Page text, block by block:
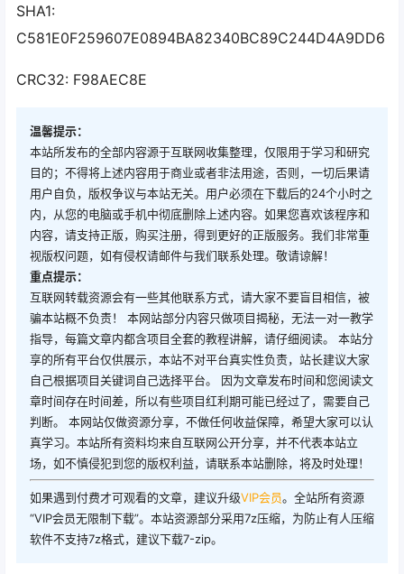
SHA1:
C581E0F259607E0894BA82340BC89C244D4A9DD6
CRC32: F98AEC8E
温馨提示：
本站所发布的全部内容源于互联网收集整理，仅限用于学习和研究
目的；不得将上述内容用于商业或者非法用途，否则，一切后果请
用户自负，版权争议与本站无关。用户必须在下载后的24个小时之
内，从您的电脑或手机中彻底删除上述内容。如果您喜欢该程序和
内容，请支持正版，购买注册，得到更好的正版服务。我们非常重
视版权问题，如有侵权请邮件与我们联系处理。敬请谅解！
重点提示：
互联网转载资源会有一些其他联系方式，请大家不要盲目相信，被
骗本站概不负责！ 本网站部分内容只做项目揭秘，无法一对一教学
指导，每篇文章内都含项目全套的教程讲解，请仔细阅读。 本站分
享的所有平台仅供展示，本站不对平台真实性负责，站长建议大家
自己根据项目关键词自己选择平台。 因为文章发布时间和您阅读文
章时间存在时间差，所以有些项目红利期可能已经过了，需要自己
判断。 本网站仅做资源分享，不做任何收益保障，希望大家可以认
真学习。本站所有资料均来自互联网公开分享，并不代表本站立
场，如不慎侵犯到您的版权利益，请联系本站删除，将及时处理！
如果遇到付费才可观看的文章，建议升级VIP会员。全站所有资源
“VIP会员无限制下载”。本站资源部分采用7z压缩，为防止有人压缩
软件不支持7z格式，建议下载7-zip。